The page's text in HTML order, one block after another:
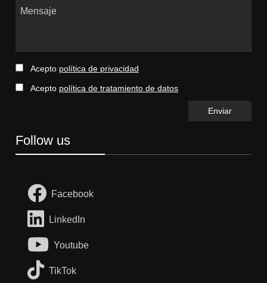
Mensaje
Acepto política de privacidad
Acepto política de tratamiento de datos
Follow us
Facebook
LinkedIn
Youtube
TikTok